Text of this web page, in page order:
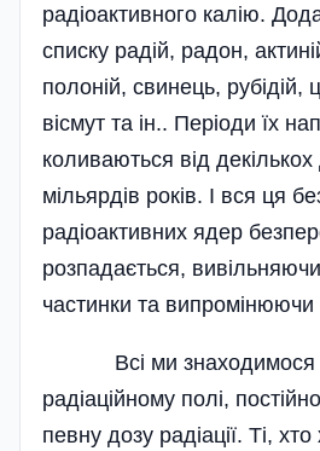
радіоактивного калію.
списку радій, радон,
полоній, свинець, рубідій,
вісмут та ін.. Періоди їх
коливаються від декількох
мільярдів років. І вся ця
радіоактивних ядер
розпадається,
частинки та
Всі ми знаходимося
радіаційному полі,
певну дозу радіації. Ті,